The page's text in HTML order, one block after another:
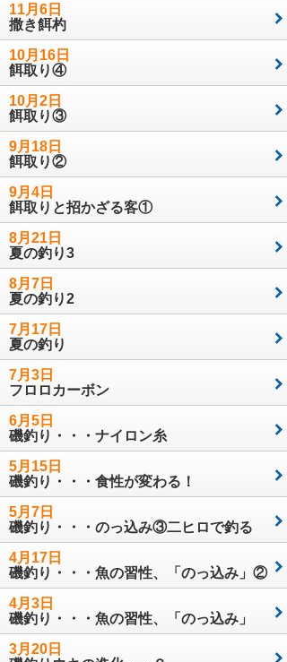
11月6日
撒き餌杓
10月16日
餌取り④
10月2日
餌取り③
9月18日
餌取り②
9月4日
餌取りと招かざる客①
8月21日
夏の釣り3
8月7日
夏の釣り2
7月17日
夏の釣り
7月3日
フロロカーボン
6月5日
磯釣り・・・ナイロン糸
5月15日
磯釣り・・・食性が変わる！
5月7日
磯釣り・・・のっ込み③二ヒロで釣る
4月17日
磯釣り・・・魚の習性、「のっ込み」②
4月3日
磯釣り・・・魚の習性、「のっ込み」
3月20日